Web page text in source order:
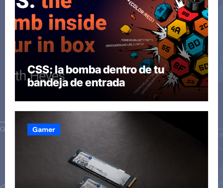
CSS: la bomba dentro de tu
bandeja de entrada
Gamer